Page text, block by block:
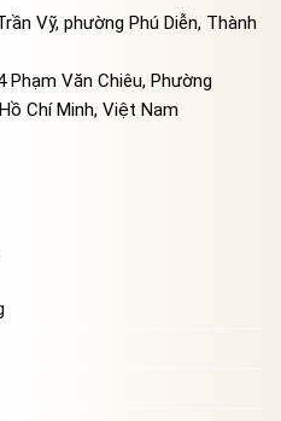
Vỹ, phường Phú Diễn, Thành
Phạm Văn Chiêu, Phường
Chí Minh, Việt Nam